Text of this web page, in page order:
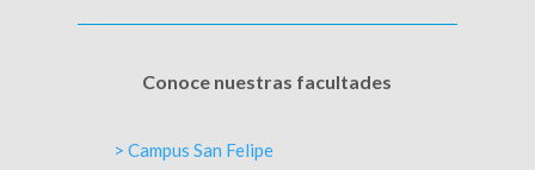
Conoce nuestras facultades
> Campus San Felipe